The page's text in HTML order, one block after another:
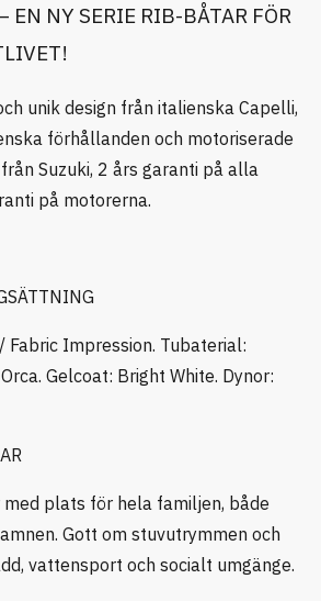
EN NY SERIE RIB-BÅTAR FÖR
unik design från italienska Capelli,
förhållanden och motoriserade
Suzuki, 2 års garanti på alla
på motorerna.
Fabric Impression. Tubaterial:
Gelcoat: Bright White. Dynor:
plats för hela familjen, både
Gott om stuvutrymmen och
vattensport och socialt umgänge.